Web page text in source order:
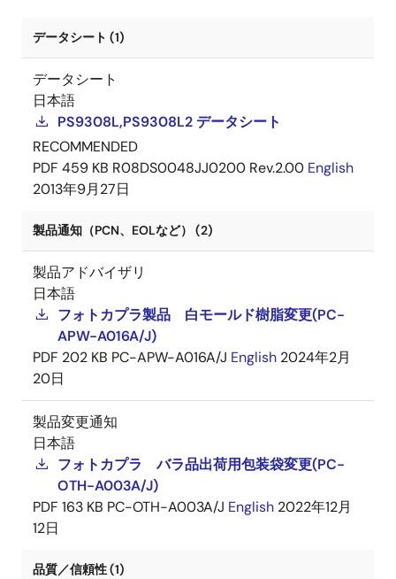
データシート (1)
データシート
日本語
PS9308L,PS9308L2 データシート
RECOMMENDED
PDF 459 KB R08DS0048JJ0200 Rev.2.00 English
2013年9月27日
製品通知（PCN、EOLなど） (2)
製品アドバイザリ
日本語
フォトカプラ製品 白モールド樹脂変更(PC-
APW-A016A/J)
PDF 202 KB PC-APW-A016A/J English 2024年2月
20日
製品変更通知
日本語
フォトカプラ バラ品出荷用包装袋変更(PC-
OTH-A003A/J)
PDF 163 KB PC-OTH-A003A/J English 2022年12月
12日
品質／信頼性 (1)